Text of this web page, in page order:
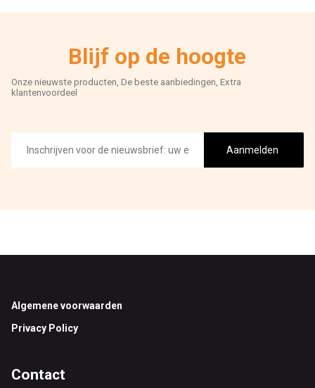
Blijf op de hoogte
Onze nieuwste producten, De beste aanbiedingen, Extra
klantenvoordeel
mailadres
Aanmelden
Footer
Algemene voorwaarden
Privacy Policy
Contact